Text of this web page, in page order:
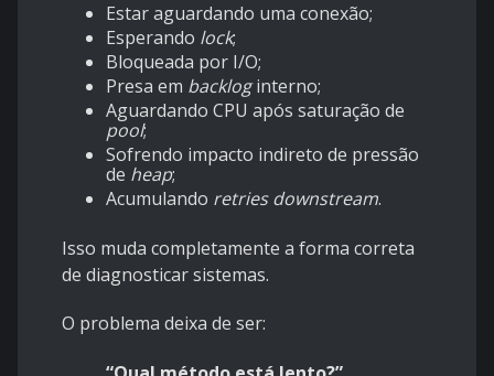
Estar aguardando uma conexão;
Esperando lock;
Bloqueada por I/O;
Presa em backloginterno;
Aguardando CPU após saturação de
pool;
Sofrendo impacto indireto de pressão
de heap;
Acumulando retries downstream.
Isso muda completamente a forma correta
de diagnosticar sistemas.
O problema deixa de ser: